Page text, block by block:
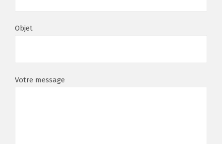
Objet
Votre message